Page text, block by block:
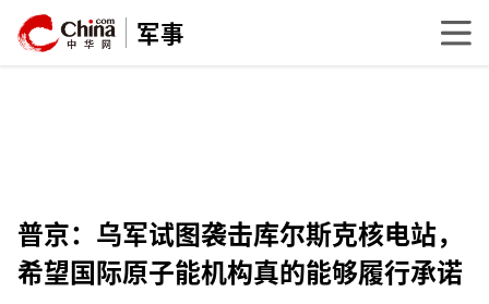
军事
普京：乌军试图袭击库尔斯克核电站，
希望国际原子能机构真的能够履行承诺